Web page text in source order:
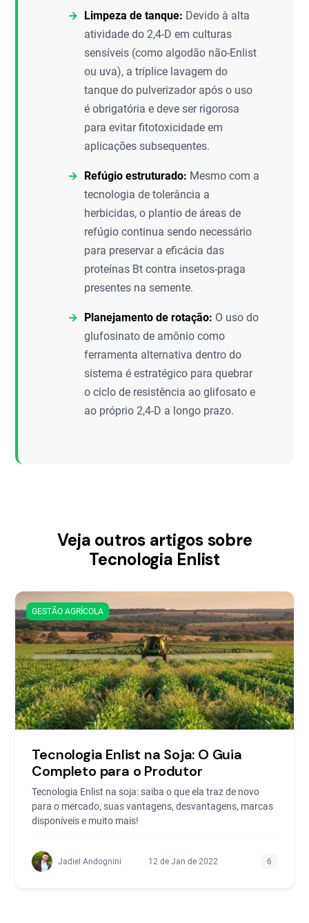
Limpeza de tanque: Devido à alta
atividade do 2,4-D em culturas
sensíveis (como algodão não-Enlist
ou uva), a tríplice lavagem do
tanque do pulverizador após o uso
é obrigatória e deve ser rigorosa
para evitar fitotoxicidade em
aplicações subsequentes.
Refúgio estruturado: Mesmo com a
tecnologia de tolerância a
herbicidas, o plantio de áreas de
refúgio continua sendo necessário
para preservar a eficácia das
proteínas Bt contra insetos-praga
presentes na semente.
Planejamento de rotação: O uso do
glufosinato de amônio como
ferramenta alternativa dentro do
sistema é estratégico para quebrar
o ciclo de resistência ao glifosato e
ao próprio 2,4-D a longo prazo.
Veja outros artigos sobre
Tecnologia Enlist
GESTÃO AGRÍCOLA
Tecnologia Enlist na Soja: O Guia
Completo para o Produtor
Tecnologia Enlist na soja: saiba o que ela traz de novo
para o mercado, suas vantagens, desvantagens, marcas
disponíveis e muito mais!
Jadiel Andognini 12 de Jan de 2022 6